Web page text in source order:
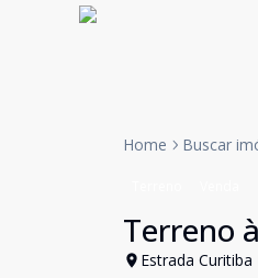
Home Buscar
Terreno
Estrada